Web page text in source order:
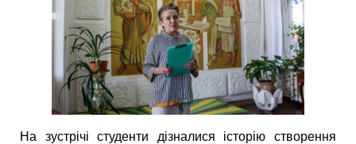
На зустрічі студенти дізналися історію створення